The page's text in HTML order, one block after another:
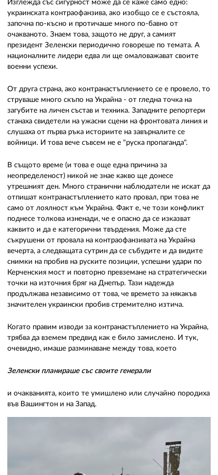
Изглежда със сигурност може да се каже само едно:
украинската контраофанзива, ако изобщо се е състояла,
започна по-късно и протичаше много по-бавно от
очакваното. Знаем това, защото не друг, а самият
президент Зеленски периодично говореше по темата. А
националните лидери едва ли ще омаловажават своите
военни успехи.
От друга страна, ако контранастъплението се е провело, то
струваше много скъпо на Украйна - от гледна точка на
загубите на личен състав и техника. Западните репортери
станаха свидетели на ужасни сцени на фронтовата линия и
слушаха от първа ръка историите на завърналите се
войници. И това вече съвсем не е "руска пропаганда".
В същото време (и това е още една причина за
неопределеност) никой не знае какво ще донесе
утрешният ден. Много странични наблюдатели не искат да
отпишат контранастъплението като провал, при това не
само от лоялност към Украйна. Факт е, че този конфликт
поднесе толкова изненади, че е опасно да се изказват
каквито и да е категорични твърдения. Може да сте
съкрушени от провала на контраофанзивата на Украйна
вечерта, а следващата сутрин да се събудите и да видите
снимки на пробив на руските позиции, успешни удари по
Керченския мост и повторно превземане на стратегически
точки на източния бряг на Днепър. Тази надежда
продължава независимо от това, че времето за някакъв
значителен украински пробив стремително изтича.
Когато правим изводи за контранастъплението на Украйна,
трябва да вземем предвид как е било замислено. И тук,
очевидно, имаше разминаване между това, което
Зеленски планираше със своите генерали
и очакванията, които те умишлено или случайно породиха
във Вашингтон и на Запад.